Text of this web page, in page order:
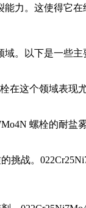
力。这使得它
。以下是一些主
在这个领域表
螺栓的耐盐
战。